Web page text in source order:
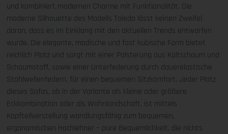
und kombiniert modernen Charme mit Funktionalität. Die
moderne Silhouette des Modells Toledo lässt keinen Zweifel
daran, dass es im Einklang mit den aktuellen Trends entworfen
wurde. Die elegante, modische und fast kubische Form bietet
reichlich Platz und sorgt mit einer Polsterung aus Kaltschaum und
Schaumstoff, sowie einer Unterfederung durch dauerelastische
Stahlwellenfedern, für einen bequemen Sitzkomfort. Jeder Platz
dieses Sofas, ob in der Variante als kleine oder größere
Eckkombination oder als Wohnlandschaft, ist mittels
Kopfteilverstellung wandlungsfähig zum bequemen,
ergonomischen Hochlehner – pure Bequemlichkeit, die nichts